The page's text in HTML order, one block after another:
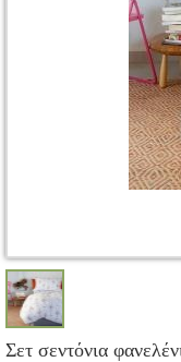
Σετ σεντόνια